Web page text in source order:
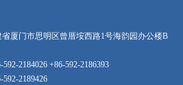
厦门市思明区曾厝垵西路1号海韵园办公楼B
2184026 +86-592-2186393
2189426